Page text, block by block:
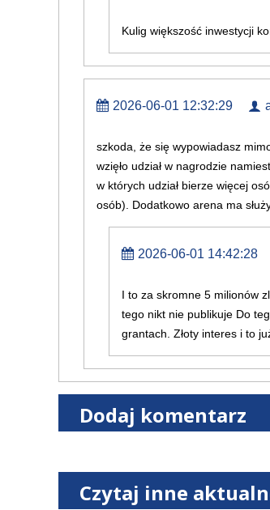
Kulig większość inwestycji
2026-06-01 12:32:29
szkoda, że się wypowiadasz
wzięło udział w nagrodzie
w których udział bierze więcej
osób). Dodatkowo arena ma
2026-06-01 14:42:28
I to za skromne 5 milionów
tego nikt nie publikuje Do
grantach. Złoty interes i to
Dodaj komentarz
Czytaj inne